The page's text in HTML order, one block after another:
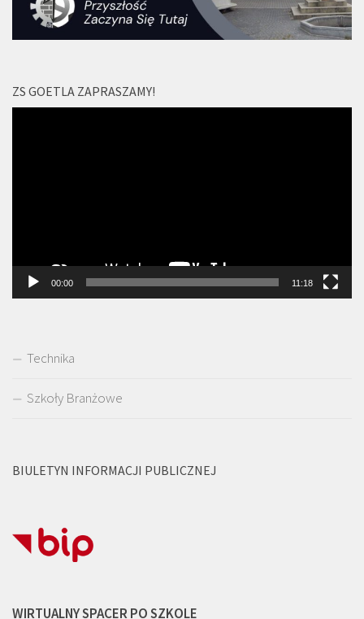
ZS GOETLA ZAPRASZAMY!
00:00 11:18
Technika
Szkoły Branżowe
BIULETYN INFORMACJI PUBLICZNEJ
WIRTUALNY SPACER PO SZKOLE